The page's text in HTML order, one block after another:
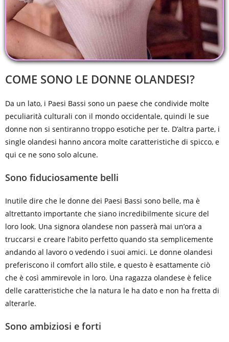
COME SONO LE DONNE OLANDESI?
Da un lato, i Paesi Bassi sono un paese che condivide molte
peculiarità culturali con il mondo occidentale, quindi le sue
donne non si sentiranno troppo esotiche per te. D’altra parte, i
single olandesi hanno ancora molte caratteristiche di spicco, e
qui ce ne sono solo alcune.
Sono fiduciosamente belli
Inutile dire che le donne dei Paesi Bassi sono belle, ma è
altrettanto importante che siano incredibilmente sicure del
loro look. Una signora olandese non passerà mai un’ora a
truccarsi e creare l’abito perfetto quando sta semplicemente
andando al lavoro o vedendo i suoi amici. Le donne olandesi
preferiscono il comfort allo stile, e questo è esattamente ciò
che è così ammirevole in loro. Una ragazza olandese è felice
delle caratteristiche che la natura le ha dato e non ha fretta di
alterarle.
Sono ambiziosi e forti